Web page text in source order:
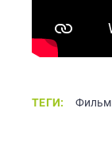
ТЕГИ: Фильм